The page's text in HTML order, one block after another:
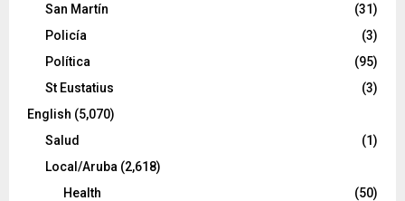
San Martín
(31)
Policía
(3)
Política
(95)
St Eustatius
(3)
English (5,070)
Salud
(1)
Local/Aruba (2,618)
Health
(50)